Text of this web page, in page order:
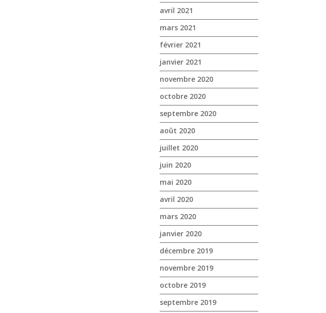
avril 2021
mars 2021
février 2021
janvier 2021
novembre 2020
octobre 2020
septembre 2020
août 2020
juillet 2020
juin 2020
mai 2020
avril 2020
mars 2020
janvier 2020
décembre 2019
novembre 2019
octobre 2019
septembre 2019